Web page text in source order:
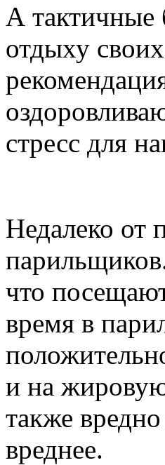
А тактичные
отдыху
стресс для
Недалеко от
что
время в
и на
также
вреднее.